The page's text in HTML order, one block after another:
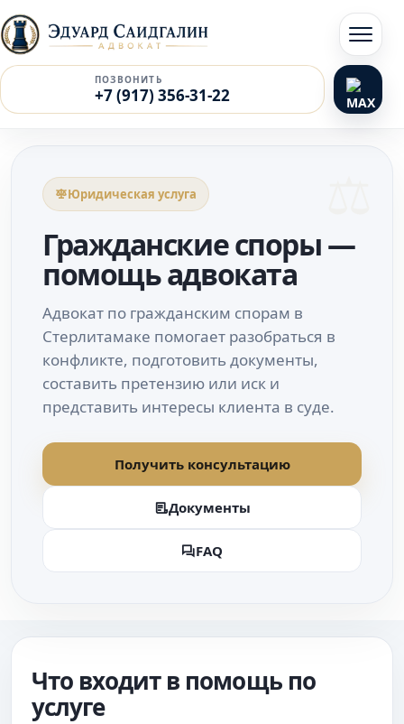
Перейти к содержимому
ПОЗВОНИТЬ
+7 (917) 356-31-22
Юридическая услуга
Гражданские споры —
помощь адвоката
Адвокат по гражданским спорам в
Стерлитамаке помогает разобраться в
конфликте, подготовить документы,
составить претензию или иск и
представить интересы клиента в суде.
Получить консультацию
Документы
FAQ
Что входит в помощь по
услуге